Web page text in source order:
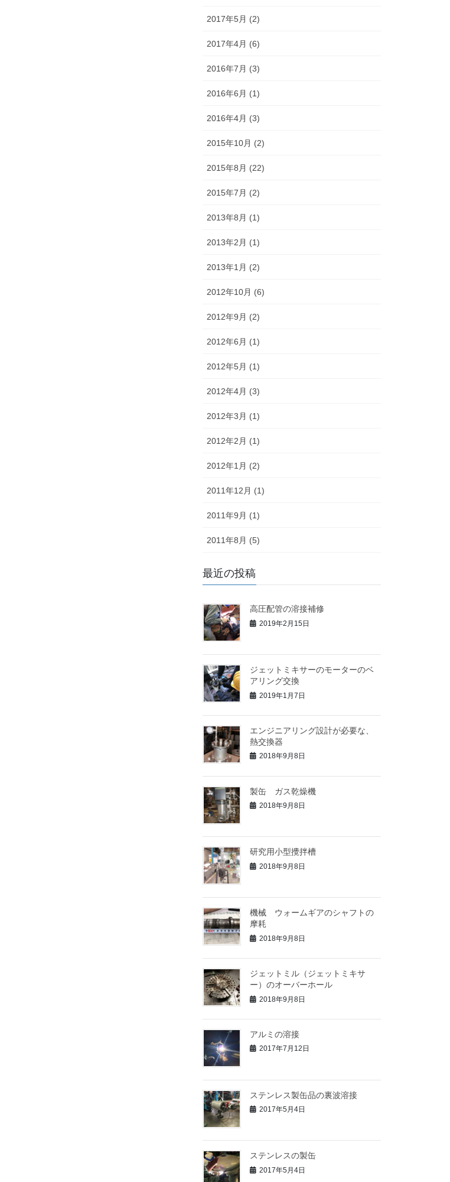
2017年5月 (2)
2017年4月 (6)
2016年7月 (3)
2016年6月 (1)
2016年4月 (3)
2015年10月 (2)
2015年8月 (22)
2015年7月 (2)
2013年8月 (1)
2013年2月 (1)
2013年1月 (2)
2012年10月 (6)
2012年9月 (2)
2012年6月 (1)
2012年5月 (1)
2012年4月 (3)
2012年3月 (1)
2012年2月 (1)
2012年1月 (2)
2011年12月 (1)
2011年9月 (1)
2011年8月 (5)
最近の投稿
高圧配管の溶接補修
2019年2月15日
ジェットミキサーのモーターのベ
アリング交換
2019年1月7日
エンジニアリング設計が必要な、
熱交換器
2018年9月8日
製缶 ガス乾燥機
2018年9月8日
研究用小型攪拌槽
2018年9月8日
機械 ウォームギアのシャフトの
摩耗
2018年9月8日
ジェットミル（ジェットミキサ
ー）のオーバーホール
2018年9月8日
アルミの溶接
2017年7月12日
ステンレス製缶品の裏波溶接
2017年5月4日
ステンレスの製缶
2017年5月4日